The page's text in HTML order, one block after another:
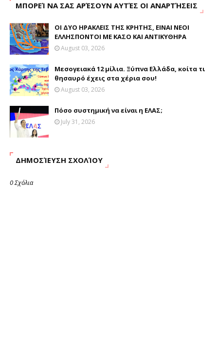
ΜΠΟΡΕΊ ΝΑ ΣΑΣ ΑΡΈΣΟΥΝ ΑΥΤΈΣ ΟΙ ΑΝΑΡΤΉΣΕΙΣ
ΟΙ ΔΥΟ ΗΡΑΚΛΕΙΣ ΤΗΣ ΚΡΗΤΗΣ, ΕΙΝΑΙ ΝΕΟΙ
ΕΛΛΗΣΠΟΝΤΟΙ ΜΕ ΚΑΣΟ ΚΑΙ ΑΝΤΙΚΥΘΗΡΑ
August 03, 2026
Μεσογειακά 12 μίλια. Ξύπνα Ελλάδα, κοίτα τι
θησαυρό έχεις στα χέρια σου!
August 03, 2026
Πόσο συστημική να είναι η ΕΛΑΣ;
July 31, 2026
ΔΗΜΟΣΊΕΥΣΗ ΣΧΟΛΊΟΥ
0 Σχόλια